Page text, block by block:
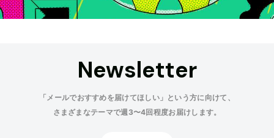
Newsletter
「メールでおすすめを届けてほしい」という方に向けて、
さまざまなテーマで週3〜4回程度お届けします。